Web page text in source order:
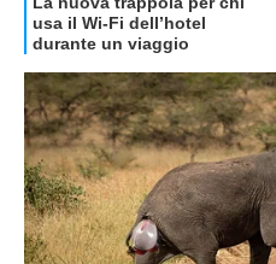
OFFERTE